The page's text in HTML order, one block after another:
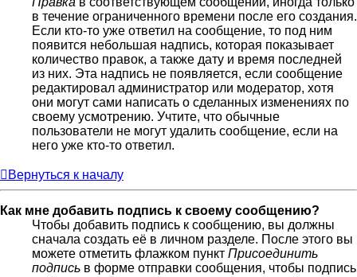
в течение ограниченного времени после его создания.
Если кто-то уже ответил на сообщение, то под ним
появится небольшая надпись, которая показывает
количество правок, а также дату и время последней
из них. Эта надпись не появляется, если сообщение
редактировал администратор или модератор, хотя
они могут сами написать о сделанных изменениях по
своему усмотрению. Учтите, что обычные
пользователи не могут удалить сообщение, если на
него уже кто-то ответил.
Вернуться к началу
Как мне добавить подпись к своему сообщению?
Чтобы добавить подпись к сообщению, вы должны
сначала создать её в личном разделе. После этого вы
можете отметить флажком пункт Присоединить
подпись в форме отправки сообщения, чтобы подпись